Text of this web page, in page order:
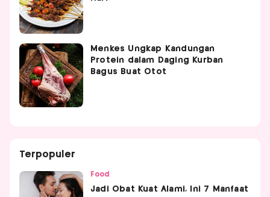
Menkes Ungkap Kandungan
Protein dalam Daging Kurban
Bagus Buat Otot
Terpopuler
Food
Jadi Obat Kuat Alami, Ini 7 Manfaat